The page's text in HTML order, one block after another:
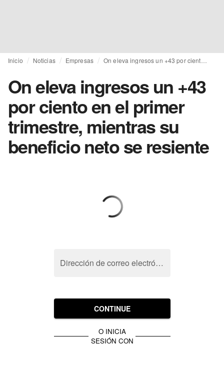
Inicio Noticias Empresas
On eleva ingresos un +43
por ciento en el primer
trimestre, mientras su
beneficio neto se resiente
Dirección de correo electrónico
CONTINUE
O INICIA
SESIÓN CON